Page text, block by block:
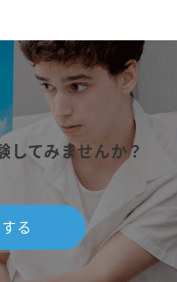
してみませんか？
る